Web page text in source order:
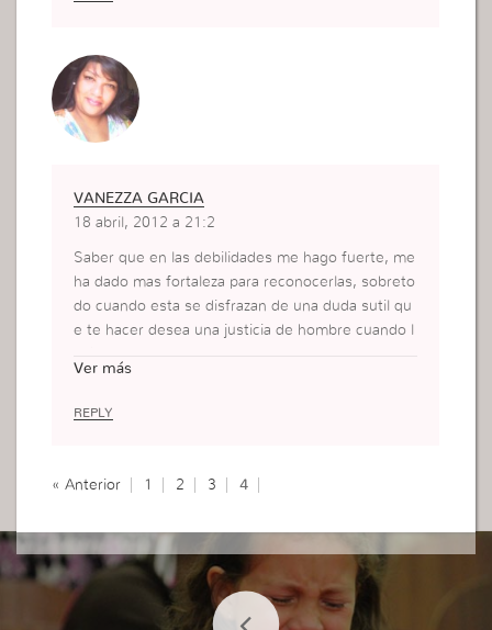
VANEZZA GARCIA
18 abril, 2012 a 21:2
Saber que en las debilidades me hago fuerte, me
ha dado mas fortaleza para reconocerlas, sobreto
do cuando esta se disfrazan de una duda sutil qu
e te hacer desea una justicia de hombre cuando l
Ver más
REPLY
« Anterior 1 2 3 4